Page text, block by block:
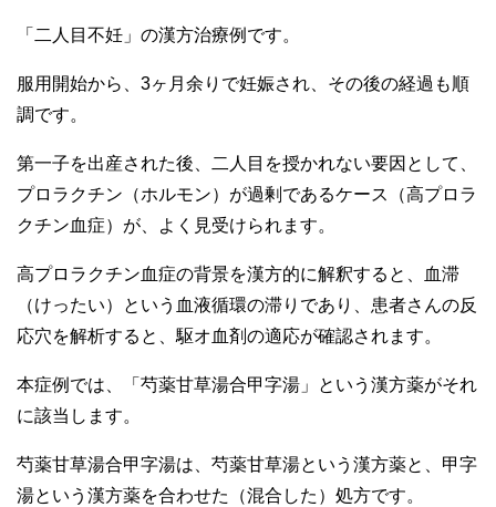
「二人目不妊」の漢方治療例です。
服用開始から、3ヶ月余りで妊娠され、その後の経過も順
調です。
第一子を出産された後、二人目を授かれない要因として、
プロラクチン（ホルモン）が過剰であるケース（高プロラ
クチン血症）が、よく見受けられます。
高プロラクチン血症の背景を漢方的に解釈すると、血滞
（けったい）という血液循環の滞りであり、患者さんの反
応穴を解析すると、駆オ血剤の適応が確認されます。
本症例では、「芍薬甘草湯合甲字湯」という漢方薬がそれ
に該当します。
芍薬甘草湯合甲字湯は、芍薬甘草湯という漢方薬と、甲字
湯という漢方薬を合わせた（混合した）処方です。